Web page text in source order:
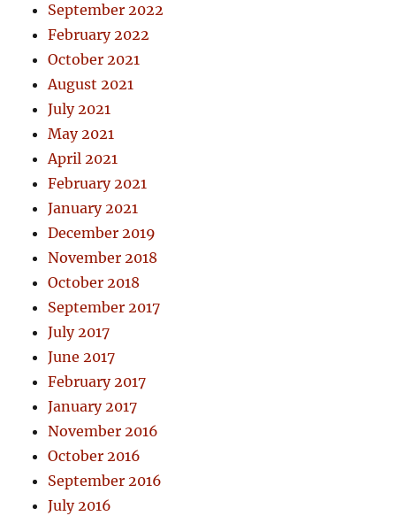
September 2022
February 2022
October 2021
August 2021
July 2021
May 2021
April 2021
February 2021
January 2021
December 2019
November 2018
October 2018
September 2017
July 2017
June 2017
February 2017
January 2017
November 2016
October 2016
September 2016
July 2016